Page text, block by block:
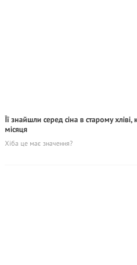
Її знайшли серед сіна в старому
місяця
Хіба це має значення?